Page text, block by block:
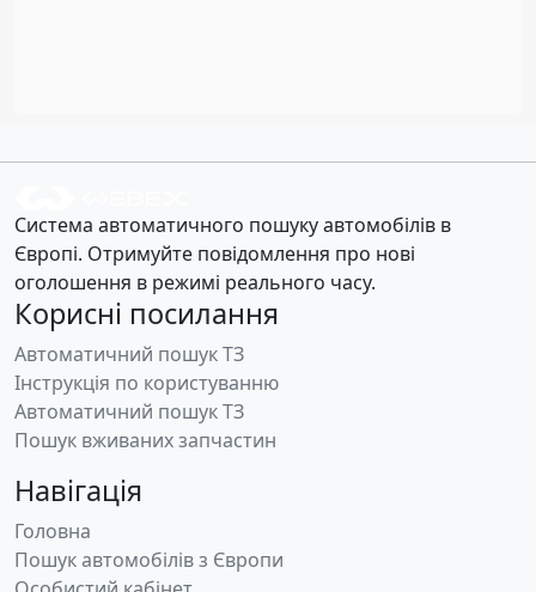
Система автоматичного пошуку автомобілів в
Європі. Отримуйте повідомлення про нові
оголошення в режимі реального часу.
Корисні посилання
Автоматичний пошук ТЗ
Інструкція по користуванню
Автоматичний пошук ТЗ
Пошук вживаних запчастин
Навігація
Головна
Пошук автомобілів з Європи